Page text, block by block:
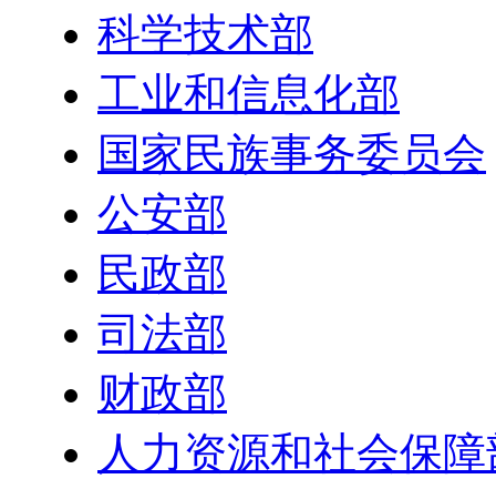
科学技术部
工业和信息化部
国家民族事务委员会
公安部
民政部
司法部
财政部
人力资源和社会保